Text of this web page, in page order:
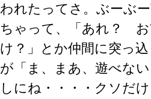
われたってさ。ぶーぶ
ちゃって、「あれ？
け？」とか仲間に突っ
が「ま、まあ、遊べな
しにね・・・・クソだ